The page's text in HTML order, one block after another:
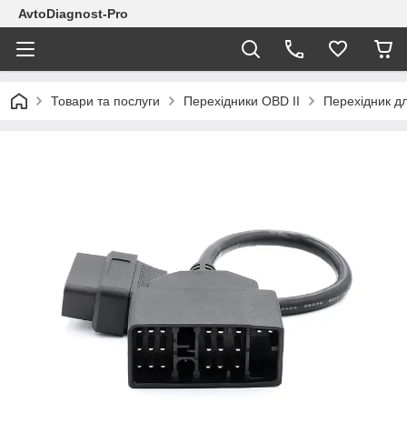
AvtoDiagnost-Pro
Товари та послуги Перехідники OBD II Перехідник